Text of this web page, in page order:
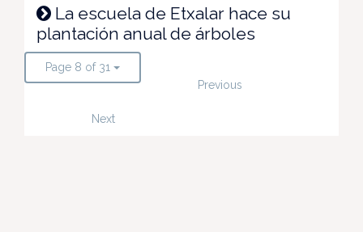
La escuela de Etxalar hace su
plantación anual de árboles
Page 8 of 31
Previous
Next